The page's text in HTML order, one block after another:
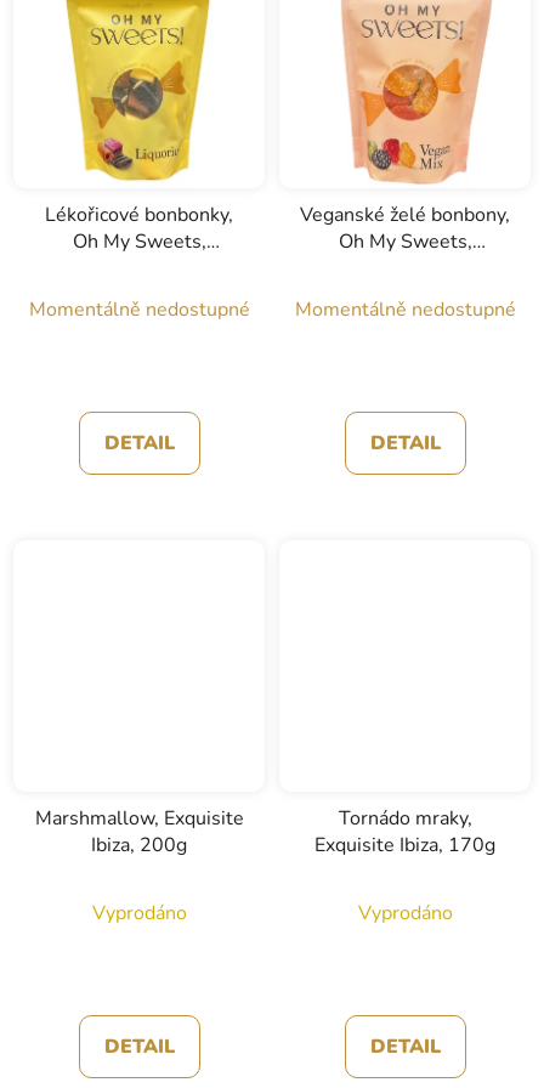
Lékořicové bonbonky,
Oh My Sweets,
Momentálně nedostupné
DETAIL
Veganské želé bonbony,
Oh My Sweets,
Momentálně nedostupné
DETAIL
Marshmallow, Exquisite
Ibiza, 200g
Vyprodáno
DETAIL
Tornádo mraky,
Exquisite Ibiza, 170g
Vyprodáno
DETAIL